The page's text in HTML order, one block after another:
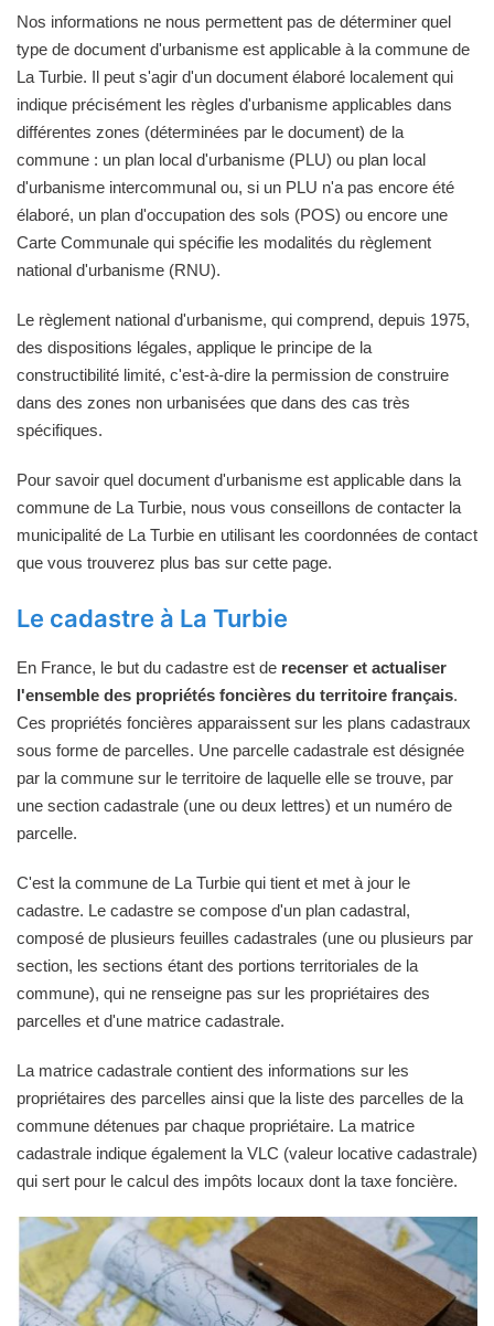
Nos informations ne nous permettent pas de déterminer quel
type de document d'urbanisme est applicable à la commune de
La Turbie. Il peut s'agir d'un document élaboré localement qui
indique précisément les règles d'urbanisme applicables dans
différentes zones (déterminées par le document) de la
commune : un plan local d'urbanisme (PLU) ou plan local
d'urbanisme intercommunal ou, si un PLU n'a pas encore été
élaboré, un plan d'occupation des sols (POS) ou encore une
Carte Communale qui spécifie les modalités du règlement
national d'urbanisme (RNU).
Le règlement national d'urbanisme, qui comprend, depuis 1975,
des dispositions légales, applique le principe de la
constructibilité limité, c'est-à-dire la permission de construire
dans des zones non urbanisées que dans des cas très
spécifiques.
Pour savoir quel document d'urbanisme est applicable dans la
commune de La Turbie, nous vous conseillons de contacter la
municipalité de La Turbie en utilisant les coordonnées de contact
que vous trouverez plus bas sur cette page.
Le cadastre à La Turbie
En France, le but du cadastre est de recenser et actualiser
l'ensemble des propriétés foncières du territoire français.
Ces propriétés foncières apparaissent sur les plans cadastraux
sous forme de parcelles. Une parcelle cadastrale est désignée
par la commune sur le territoire de laquelle elle se trouve, par
une section cadastrale (une ou deux lettres) et un numéro de
parcelle.
C'est la commune de La Turbie qui tient et met à jour le
cadastre. Le cadastre se compose d'un plan cadastral,
composé de plusieurs feuilles cadastrales (une ou plusieurs par
section, les sections étant des portions territoriales de la
commune), qui ne renseigne pas sur les propriétaires des
parcelles et d'une matrice cadastrale.
La matrice cadastrale contient des informations sur les
propriétaires des parcelles ainsi que la liste des parcelles de la
commune détenues par chaque propriétaire. La matrice
cadastrale indique également la VLC (valeur locative cadastrale)
qui sert pour le calcul des impôts locaux dont la taxe foncière.